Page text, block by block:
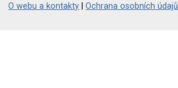
O webu a kontakty |Ochrana osobních údajů